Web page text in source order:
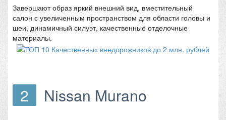
Завершают образ яркий внешний вид, вместительный
салон с увеличенным пространством для области головы и
шеи, динамичный силуэт, качественные отделочные
материалы.
2 Nissan Murano